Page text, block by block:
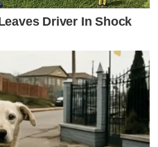
Driver In Shock